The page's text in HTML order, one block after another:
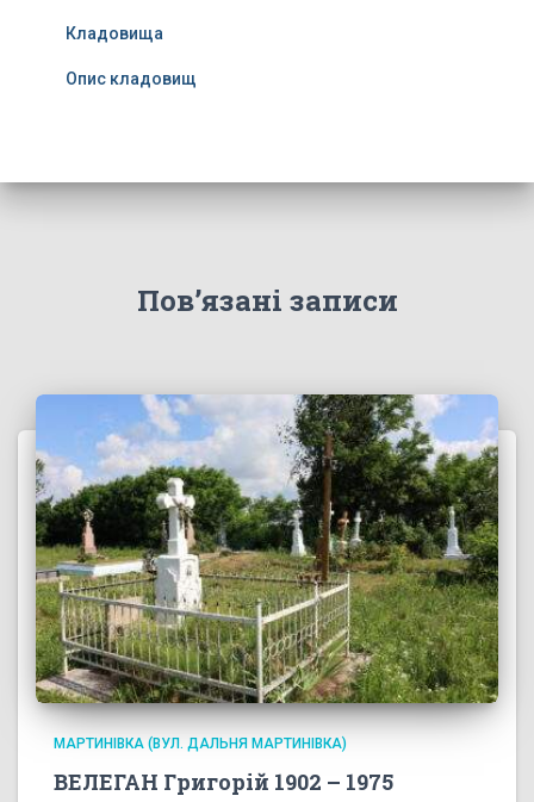
Кладовища
Опис кладовищ
Пов’язані записи
МАРТИНІВКА (ВУЛ. ДАЛЬНЯ МАРТИНІВКА)
ВЕЛЕГАН Григорій 1902 – 1975